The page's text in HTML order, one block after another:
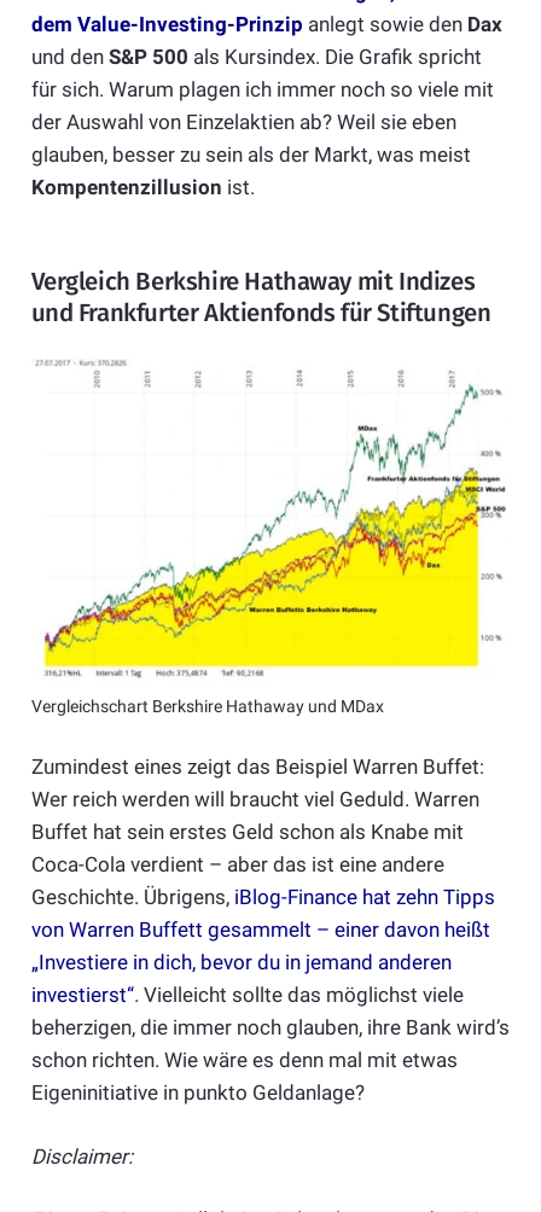
dem Value-Investing-Prinzip anlegt sowie den Dax
und den S&P 500 als Kursindex. Die Grafik spricht
für sich. Warum plagen ich immer noch so viele mit
der Auswahl von Einzelaktien ab? Weil sie eben
glauben, besser zu sein als der Markt, was meist
Kompentenzillusion ist.
Vergleich Berkshire Hathaway mit Indizes
und Frankfurter Aktienfonds für Stiftungen
Vergleichschart Berkshire Hathaway und MDax
Zumindest eines zeigt das Beispiel Warren Buffet:
Wer reich werden will braucht viel Geduld. Warren
Buffet hat sein erstes Geld schon als Knabe mit
Coca-Cola verdient – aber das ist eine andere
Geschichte. Übrigens, iBlog-Finance hat zehn Tipps
von Warren Buffett gesammelt – einer davon heißt
„Investiere in dich, bevor du in jemand anderen
investierst“. Vielleicht sollte das möglichst viele
beherzigen, die immer noch glauben, ihre Bank wird’s
schon richten. Wie wäre es denn mal mit etwas
Eigeninitiative in punkto Geldanlage?
Disclaimer: